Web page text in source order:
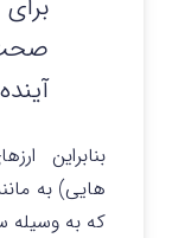
که به وسیله